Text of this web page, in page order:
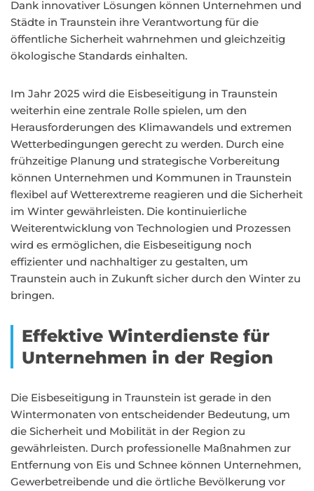
Dank innovativer Lösungen können Unternehmen und
Städte in Traunstein ihre Verantwortung für die
öffentliche Sicherheit wahrnehmen und gleichzeitig
ökologische Standards einhalten.
Im Jahr 2025 wird die Eisbeseitigung in Traunstein
weiterhin eine zentrale Rolle spielen, um den
Herausforderungen des Klimawandels und extremen
Wetterbedingungen gerecht zu werden. Durch eine
frühzeitige Planung und strategische Vorbereitung
können Unternehmen und Kommunen in Traunstein
flexibel auf Wetterextreme reagieren und die Sicherheit
im Winter gewährleisten. Die kontinuierliche
Weiterentwicklung von Technologien und Prozessen
wird es ermöglichen, die Eisbeseitigung noch
effizienter und nachhaltiger zu gestalten, um
Traunstein auch in Zukunft sicher durch den Winter zu
bringen.
Effektive Winterdienste für
Unternehmen in der Region
Die Eisbeseitigung in Traunstein ist gerade in den
Wintermonaten von entscheidender Bedeutung, um
die Sicherheit und Mobilität in der Region zu
gewährleisten. Durch professionelle Maßnahmen zur
Entfernung von Eis und Schnee können Unternehmen,
Gewerbetreibende und die örtliche Bevölkerung vor